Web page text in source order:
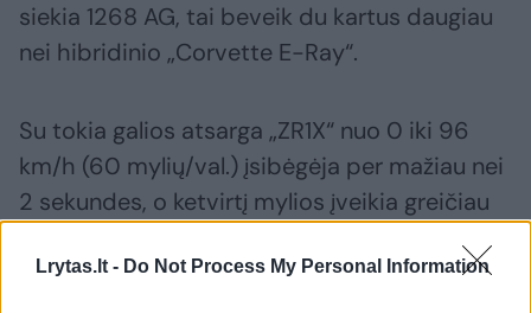
Lrytas.lt - Do Not Process My Personal Information
siekia 1268 AG, tai beveik du kartus daugiau
nei hibridinio „Corvette E-Ray“.
Su tokia galios atsarga „ZR1X“ nuo 0 iki 96
km/h (60 mylių/val.) įsibėgėja per mažiau nei
2 sekundes, o ketvirtį mylios įveikia greičiau
nei per 9 sekundes. Palyginimui: ankstesnis
rekordininkas E-Ray įsibėgėja iki 96 km/h per